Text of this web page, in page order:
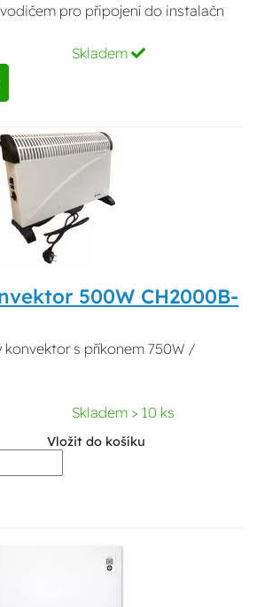
pro připojení do instalačn
Skladem
500W CH2000B-
konvektor s příkonem 750W /
Skladem > 10 ks
Vložit do košíku